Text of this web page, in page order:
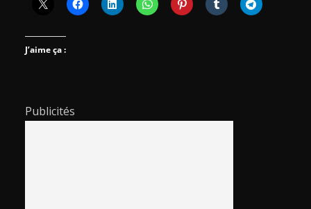
J’aime ça :
Publicités